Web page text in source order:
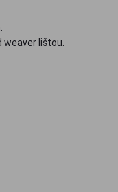
weaver lištou.